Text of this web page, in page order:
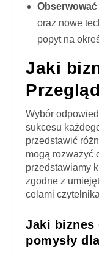
oraz nowe
popyt na
Jaki
Wybór
sukcesu
przedstawić
mogą rozważyć
przedstawiamy
zgodne z
celami
Jaki biznes
pomysły